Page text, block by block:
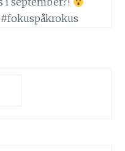
#fokuspåkrokus